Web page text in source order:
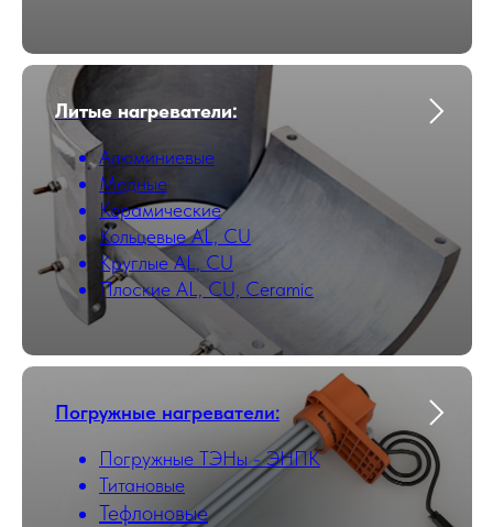
Литые нагреватели:
Алюминиевые
Медные
Керамические
Кольцевые AL, CU
Круглые AL, CU
Плоские AL, CU, Ceramic
Погружные нагреватели:
Погружные ТЭНы - ЭНПК
Титановые
Тефлоновые